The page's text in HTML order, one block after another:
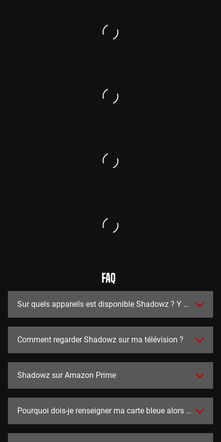
FAQ
Sur quels appareils est disponible Shadowz ? Y a t-il des
Comment regarder Shadowz sur ma télévision ?
Shadowz sur Amazon Prime
Pourquoi dois-je renseigner ma carte bleue alors que